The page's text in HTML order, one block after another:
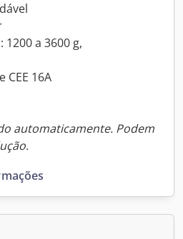
1200 a 3600 g,
CEE 16A
automaticamente. Podem